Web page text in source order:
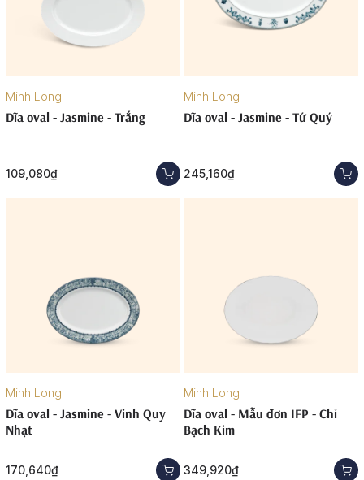
Minh Long
Dĩa oval - Jasmine - Trắng
109,080₫
Minh Long
Dĩa oval - Jasmine - Tứ Quý
245,160₫
Minh Long
Dĩa oval - Jasmine - Vinh Quy
Nhạt
170,640₫
Minh Long
Dĩa oval - Mẫu đơn IFP - Chỉ
Bạch Kim
349,920₫